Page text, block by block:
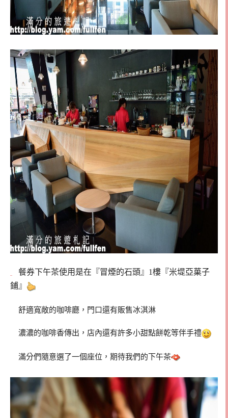
餐券下午茶使用是在『冒煙的石頭』1樓『米堤亞菓子
鋪』
舒適寬敞的咖啡廳，門口還有販售冰淇淋
濃濃的咖啡香傳出，店內還有許多小甜點餅乾等伴手禮
滿分們隨意選了一個座位，期待我們的下午茶